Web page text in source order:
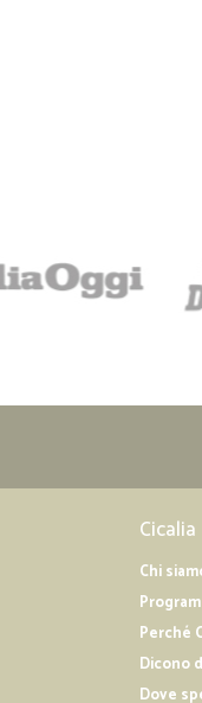
Cicalia
Chi
Perché
Dicono
Dove